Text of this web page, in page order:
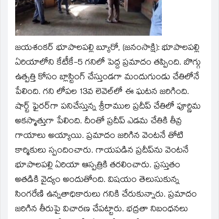
జయశంకర్ భూపాలపల్లి బ్యూరో, (జనంసాక్షి):భూపాలపల్లి
ఏరియాలోని కేటీకే-5 గనిలో పెద్ద ప్రమాదం తప్పింది. బొగ్గు
ఉత్పత్తి కోసం బ్లాస్టింగ్ చేస్తుండగా మందుగుండు చేతిలోనే
పేలింది. గని లోపల 13వ లెవెల్‌లో ఈ ఘటన జరిగింది.
షార్ట్ ఫైరర్‌గా పనిచేస్తున్న శ్రీరాముల ప్రదీప్ చేతిలో పూర్ణిమ
అకస్మాత్తుగా పేలింది. దీంతో ప్రదీప్ ఎడమ చేతికి తీవ్ర
గాయాలు అయ్యాయి. ప్రమాదం జరిగిన వెంటనే తోటి
కార్మికులు స్పందించారు. గాయపడిన ప్రదీప్‌ను వెంటనే
భూపాలపల్లి ఏరియా ఆస్పత్రికి తరలించారు. ప్రస్తుతం
అతడికి వైద్యం అందుతోంది. విషయం తెలుసుకున్న
సింగరేణి ఉన్నతాధికారులు గనికి చేరుకున్నారు. ప్రమాదం
జరిగిన తీరుపై విచారణ చేపట్టారు. భద్రతా నిబంధనలు